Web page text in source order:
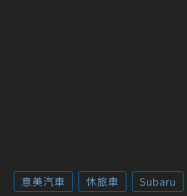
意美汽車 休旅車 Subaru